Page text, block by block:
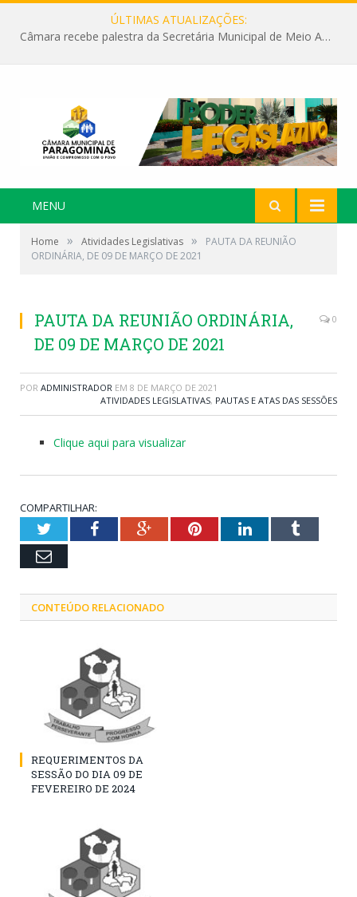
ÚLTIMAS ATUALIZAÇÕES:
Câmara recebe palestra da Secretária Municipal de Meio Ambiente sobre as ações da “SEMANA DO MEIO AMBIENTE”
MENU
Home » Atividades Legislativas »
PAUTA DA REUNIÃO
ORDINÁRIA, DE 09 DE MARÇO DE 2021
PAUTA DA REUNIÃO ORDINÁRIA,
DE 09 DE MARÇO DE 2021
0
POR ADMINISTRADOR EM 8 DE MARÇO DE 2021
ATIVIDADES LEGISLATIVAS, PAUTAS E ATAS DAS SESSÕES
Clique aqui para visualizar
COMPARTILHAR:
TwitterFacebookGoogle+PinterestLinkedInTumblr
Email
CONTEÚDO RELACIONADO
REQUERIMENTOS DA
SESSÃO DO DIA 09 DE
FEVEREIRO DE 2024